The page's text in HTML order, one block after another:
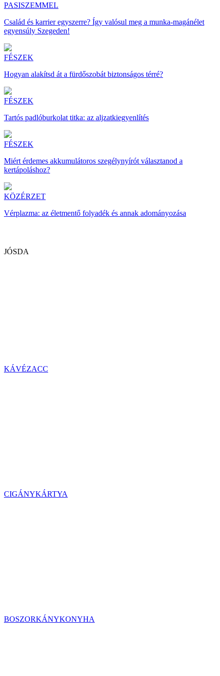
PASISZEMMEL
Család és karrier egyszerre? Így valósul meg a munka-magánélet
egyensúly Szegeden!
FÉSZEK
Hogyan alakítsd át a fürdőszobát biztonságos térré?
FÉSZEK
Tartós padlóburkolat titka: az aljzatkiegyenlítés
FÉSZEK
Miért érdemes akkumulátoros szegélynyírót választanod a
kertápoláshoz?
KÖZÉRZET
Vérplazma: az életmentő folyadék és annak adományozása
JÓSDA
KÁVÉZACC
CIGÁNYKÁRTYA
BOSZORKÁNYKONYHA